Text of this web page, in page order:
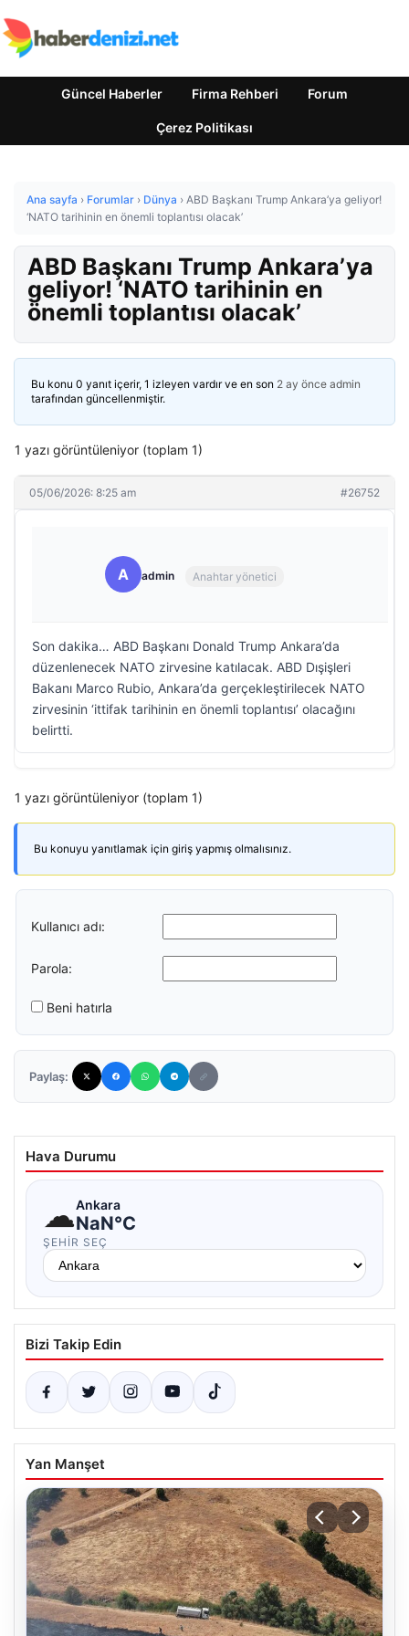
Güncel Haberler Firma Rehberi Forum
Çerez Politikası
Ana sayfa › Forumlar › Dünya › ABD Başkanı Trump Ankara’ya geliyor!
‘NATO tarihinin en önemli toplantısı olacak’
ABD Başkanı Trump Ankara’ya
geliyor! ‘NATO tarihinin en
önemli toplantısı olacak’
Bu konu 0 yanıt içerir, 1 izleyen vardır ve en son 2 ay önce admin
tarafından güncellenmiştir.
1 yazı görüntüleniyor (toplam 1)
05/06/2026: 8:25 am #26752
A admin Anahtar yönetici
Son dakika… ABD Başkanı Donald Trump Ankara’da
düzenlenecek NATO zirvesine katılacak. ABD Dışişleri
Bakanı Marco Rubio, Ankara’da gerçekleştirilecek NATO
zirvesinin ‘ittifak tarihinin en önemli toplantısı’ olacağını
belirtti.
1 yazı görüntüleniyor (toplam 1)
Bu konuyu yanıtlamak için giriş yapmış olmalısınız.
Kullanıcı adı:
Parola:
Beni hatırla
Paylaş:
Hava Durumu
☁Ankara
NaN°C
ŞEHIR SEÇ
Bizi Takip Edin
Yan Manşet